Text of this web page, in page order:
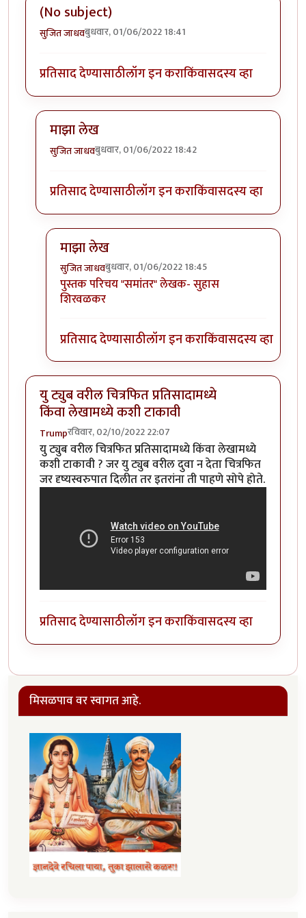
(No subject)
सुजित जाधवबुधवार, 01/06/2022 18:41
प्रतिसाद देण्यासाठीलॉग इन कराकिंवासदस्य व्हा
माझा लेख
सुजित जाधवबुधवार, 01/06/2022 18:42
प्रतिसाद देण्यासाठीलॉग इन कराकिंवासदस्य व्हा
माझा लेख
सुजित जाधवबुधवार, 01/06/2022 18:45
In reply toमाझा लेखbyसुजित जाधव
पुस्तक परिचय "समांतर" लेखक- सुहास
शिरवळकर
प्रतिसाद देण्यासाठीलॉग इन कराकिंवासदस्य व्हा
यु ट्युब वरील चित्रफित प्रतिसादामध्ये
किंवा लेखामध्ये कशी टाकावी
Trumpरविवार, 02/10/2022 22:07
यु ट्युब वरील चित्रफित प्रतिसादामध्ये किंवा लेखामध्ये
कशी टाकावी ? जर यु ट्युब वरील दुवा न देता चित्रफित
जर दृष्यस्वरुपात दिलीत तर इतरांना ती पाहणे सोपे होते.
प्रतिसाद देण्यासाठीलॉग इन कराकिंवासदस्य व्हा
मिसळपाव वर स्वागत आहे.